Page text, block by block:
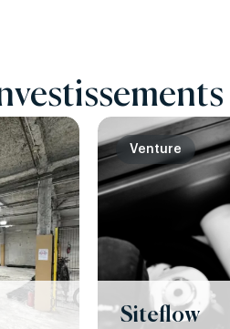
Venture
Siteflow